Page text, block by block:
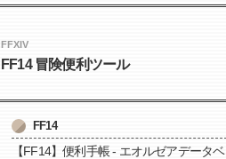
FFXIV
FF14 冒険便利ツール
FF14
【FF14】便利手帳 - エオルゼアデータベ